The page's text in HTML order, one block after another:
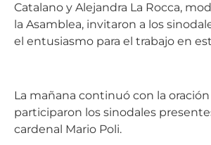
Catalano y Alejandra La Rocca,
la Asamblea, invitaron a los
el entusiasmo para el trabajo en
La mañana continuó con la
participaron los sinodales
cardenal Mario Poli.